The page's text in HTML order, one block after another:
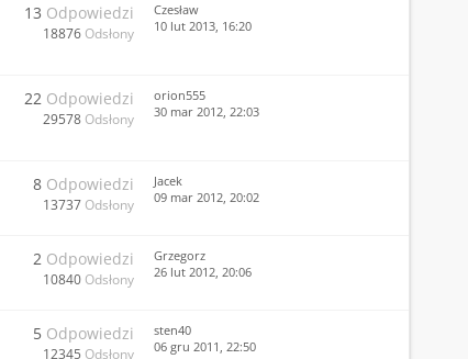
13 Odpowiedzi
18876 Odsłony
Czesław
10 lut 2013, 16:20
22 Odpowiedzi
29578 Odsłony
orion555
30 mar 2012, 22:03
8 Odpowiedzi
13737 Odsłony
Jacek
09 mar 2012, 20:02
2 Odpowiedzi
10840 Odsłony
Grzegorz
26 lut 2012, 20:06
5 Odpowiedzi
12345 Odsłony
sten40
06 gru 2011, 22:50